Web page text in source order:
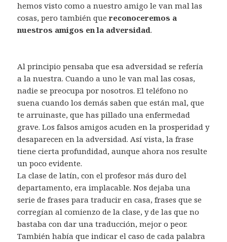
hemos visto como a nuestro amigo le van mal las
cosas, pero también quereconoceremos a
nuestros amigos en la adversidad.
Al principio pensaba que esa adversidad se refería
a la nuestra. Cuando a uno le van mal las cosas,
nadie se preocupa por nosotros. El teléfono no
suena cuando los demás saben que están mal, que
te arruinaste, que has pillado una enfermedad
grave. Los falsos amigos acuden en la prosperidad y
desaparecen en la adversidad. Así vista, la frase
tiene cierta profundidad, aunque ahora nos resulte
un poco evidente.
La clase de latín, con el profesor más duro del
departamento, era implacable. Nos dejaba una
serie de frases para traducir en casa, frases que se
corregían al comienzo de la clase, y de las que no
bastaba con dar una traducción, mejor o peor.
También había que indicar el caso de cada palabra